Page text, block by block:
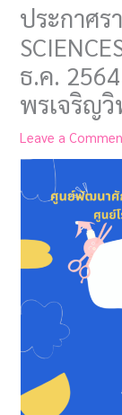
ประกาศร
ธ.ค.
พรเจริญวิ
Leave a